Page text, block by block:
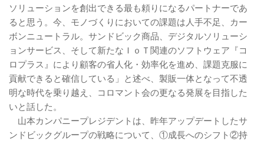
ソリューションを創出できる最も頼りになるパートナーであ
ると思う。今、モノづくりにおいての課題は人手不足、カー
ボンニュートラル。サンドビック商品、デジタルソリューシ
ョンサービス、そして新たなＩｏＴ関連のソフトウェア『コ
ロプラス』により顧客の省人化・効率化を進め、課題克服に
貢献できると確信している」と述べ、製販一体となって不透
明な時代を乗り越え、コロマント会の更なる発展を目指した
いと話した。
山本カンパニープレジデントは、昨年アップデートしたサ
ンドビックグループの戦略について、①成長へのシフト②持